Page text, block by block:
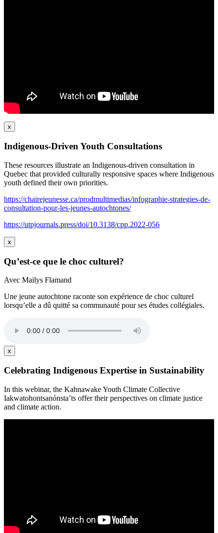
x
Indigenous-Driven Youth Consultations
These resources illustrate an Indigenous-driven consultation in
Quebec that provided culturally responsive spaces where Indigenous
youth defined their own priorities.
https://chairejeunesse.ca/prodmultimedias/infographie-strategies-de-
consultation-pour-les-jeunes-autochtones/
https://utpjournals.press/doi/10.3138/cpp.2022-056
x
Qu’est-ce que le choc culturel?
Avec Mailys Flamand
Une jeune autochtone raconte son expérience de choc culturel
lorsqu’elle a dû quitté sa communauté pour ses études collégiales.
x
Celebrating Indigenous Expertise in Sustainability
In this webinar, the Kahnawake Youth Climate Collective
Iakwatohontsanónsta’ts offer their perspectives on climate justice
and climate action.